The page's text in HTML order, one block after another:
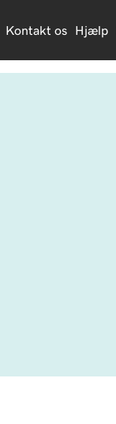
Kontakt os Hjælp